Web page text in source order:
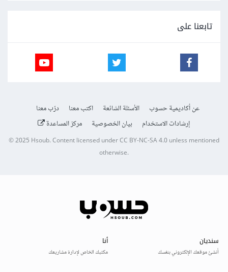
تابعنا على
عن أكاديمية حسوب الأسئلة الشائعة اكتب معنا
درّب معنا
إرشادات الاستخدام
بيان الخصوصية مركز المساعدة
© 2025Hsoub.Content licensed underCC BY-NC-SA 4.0unless mentioned
otherwise.